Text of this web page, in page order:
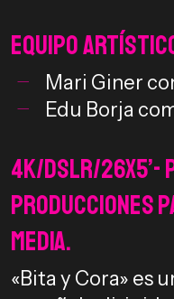
Equipo
Mari Giner
Edu Borja
4K/DSLR/
Producciones
MEDIA.
«Bita y Cora» es